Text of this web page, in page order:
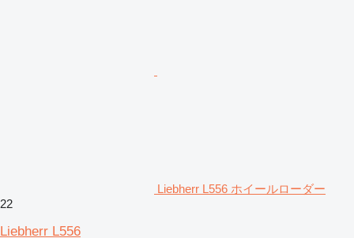
Liebherr L556 ホイールローダー
22
Liebherr L556